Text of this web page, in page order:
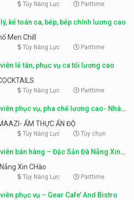
Tùy Năng Lực Parttime
kế toán ca, bếp, bếp chính lương cao
Men Chill
Tùy Năng Lực Parttime
lễ tân, phục vụ ca tối lương cao
Tùy Năng Lực Parttime
phục vụ, pha chế lương cao- Nhà
ẨM THỰC ẤN ĐỘ
Tùy Năng Lực Tùy chọn
bán hàng – Đặc Sản Đà Nẵng Xin
Xin CHào
Tùy Năng Lực Parttime
phục vụ – Gear Cafe’ And Bistro